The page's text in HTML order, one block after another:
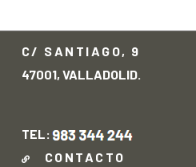
C/ SANTIAGO, 9
47001, VALLADOLID.
TEL:
CONTACTO